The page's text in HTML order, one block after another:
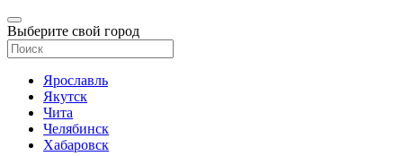
Выберите свой город
Ярославль
Якутск
Чита
Челябинск
Хабаровск